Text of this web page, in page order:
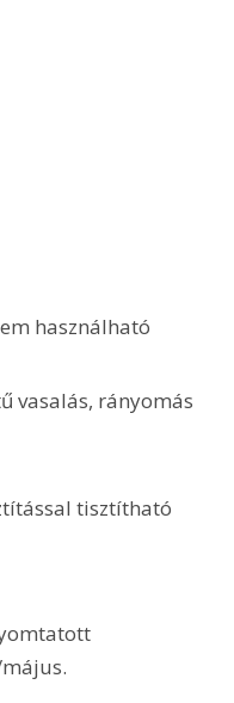
használható
vasalás, rányomás
tisztítható